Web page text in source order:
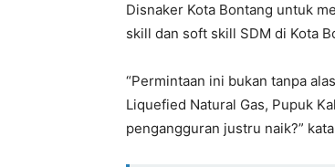
Disnaker Kota Bontang untuk
skill dan soft skill SDM di Kota
“Permintaan ini bukan tanpa
Liquefied Natural Gas, Pupuk
pengangguran justru naik?”